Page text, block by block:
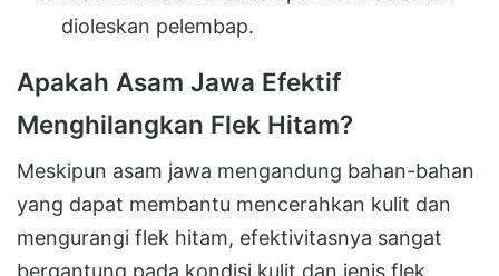
dioleskan pelembap.
Apakah Asam Jawa Efektif
Menghilangkan Flek Hitam?
Meskipun asam jawa mengandung bahan-bahan
yang dapat membantu mencerahkan kulit dan
mengurangi flek hitam, efektivitasnya sangat
bergantung pada kondisi kulit dan jenis flek